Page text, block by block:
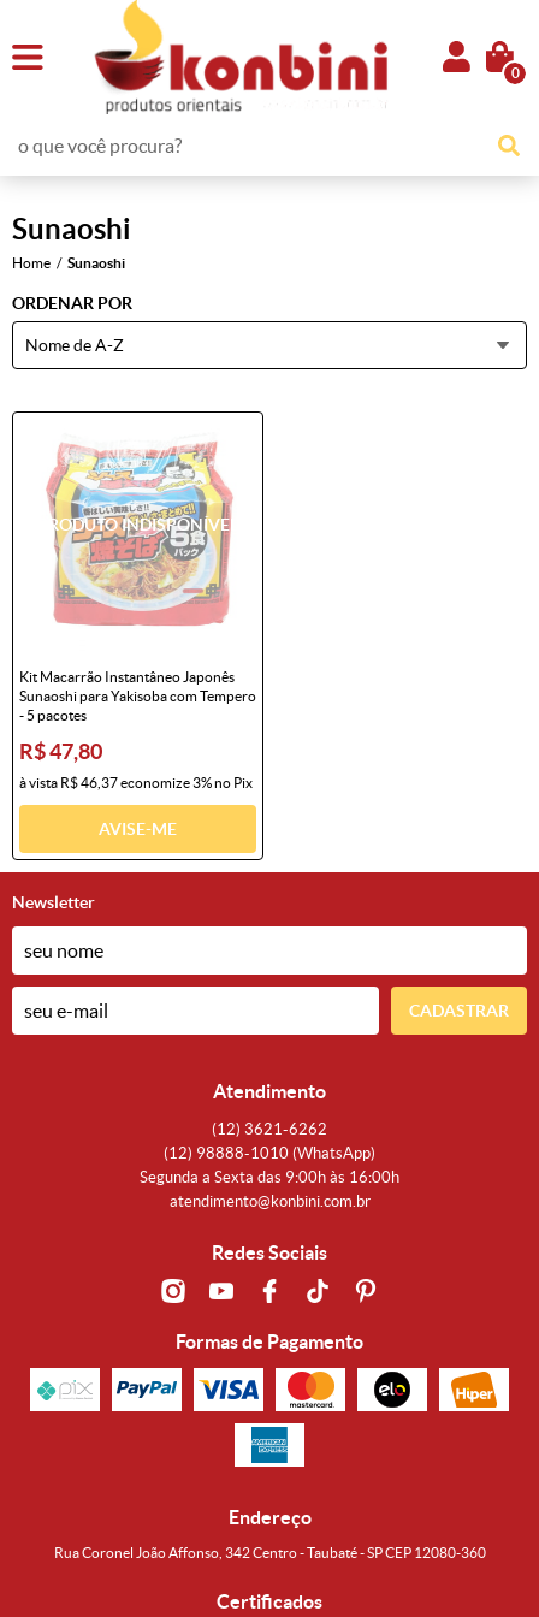
0
Sunaoshi
Home Sunaoshi
ORDENAR POR
Nome de A-Z
Kit Macarrão Instantâneo Japonês
Sunaoshi para Yakisoba com Tempero
- 5 pacotes
R$ 47,80
à vista R$ 46,37economize3%no Pix
AVISE-ME
Newsletter
CADASTRAR
Atendimento
(12) 3621-6262
(12) 98888-1010 (WhatsApp)
Segunda a Sexta das 9:00h às 16:00h
atendimento@konbini.com.br
Redes Sociais
Formas de Pagamento
Endereço
Rua Coronel João Affonso, 342 Centro - Taubaté - SP CEP 12080-360
Certificados